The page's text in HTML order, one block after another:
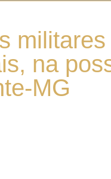
na
MG